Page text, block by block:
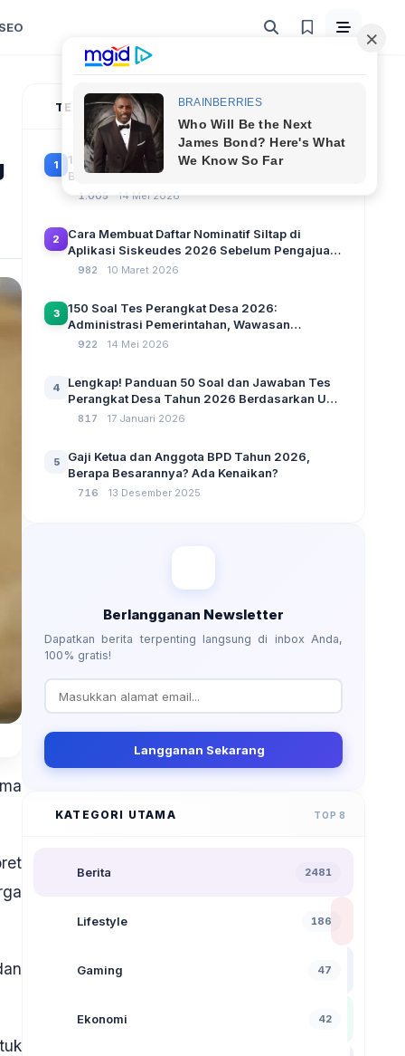
TERPOPULER
1
100 Soal Tes Perangkat Desa Terbaru 2026
Beserta Kunci Jawaban: Latihan CAT Berbasis
1.005 14 Mei 2026
2
Cara Membuat Daftar Nominatif Siltap di
Aplikasi Siskeudes 2026 Sebelum Pengajuan
SPP Pencairan Dana Desa
982 10 Maret 2026
3
150 Soal Tes Perangkat Desa 2026:
Administrasi Pemerintahan, Wawasan
Kebangsaan, dan Komputer Beserta Jawaban
922 14 Mei 2026
4
Lengkap! Panduan 50 Soal dan Jawaban Tes
Perangkat Desa Tahun 2026 Berdasarkan UU
No 3 Tahun 2024
817 17 Januari 2026
5
Gaji Ketua dan Anggota BPD Tahun 2026,
Berapa Besarannya? Ada Kenaikan?
716 13 Desember 2025
Berlangganan Newsletter
Dapatkan berita terpenting langsung di inbox Anda,
100% gratis!
Langganan Sekarang
KATEGORI UTAMA TOP 8
Berita 2481
Lifestyle 186
Gaming 47
Ekonomi 42